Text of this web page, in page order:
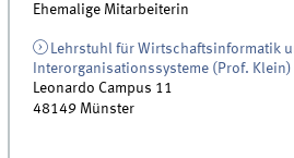
Ehemalige Mitarbeiterin
Lehrstuhl für Wirtschaftsinformatik
Interorganisationssysteme (Prof. Klein)
Leonardo Campus 11
48149 Münster